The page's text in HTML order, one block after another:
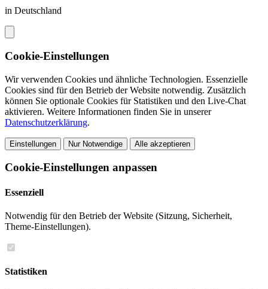
in Deutschland
Cookie-Einstellungen
Wir verwenden Cookies und ähnliche Technologien. Essenzielle
Cookies sind für den Betrieb der Website notwendig. Zusätzlich
können Sie optionale Cookies für Statistiken und den Live-Chat
aktivieren. Weitere Informationen finden Sie in unserer
Datenschutzerklärung.
Einstellungen Nur Notwendige Alle akzeptieren
Cookie-Einstellungen anpassen
Essenziell
Notwendig für den Betrieb der Website (Sitzung, Sicherheit,
Theme-Einstellungen).
Statistiken